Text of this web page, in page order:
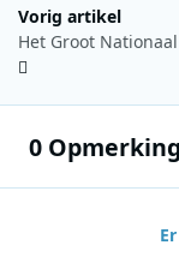
Vorig artikel
0